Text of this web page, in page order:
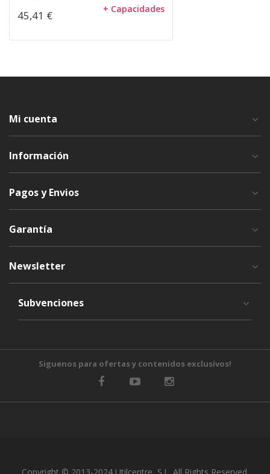
45,41 € + Capacidades
Mi cuenta
Información
Pagos y Envios
Garantía
Newsletter
Subvenciones
Siguenos para ofertas y contenidos exclusivos!